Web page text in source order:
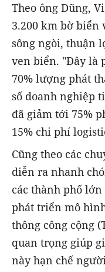
Theo ông Dũng,
3.200 km bờ biển
sông ngòi, thuận
ven biển. "Đây là
70% lượng phát
số doanh nghiệp
đã giảm tới 75%
15% chi phí
Cũng theo các
diễn ra nhanh
các thành phố
phát triển mô
thông công cộng
quan trọng giúp
này hạn chế